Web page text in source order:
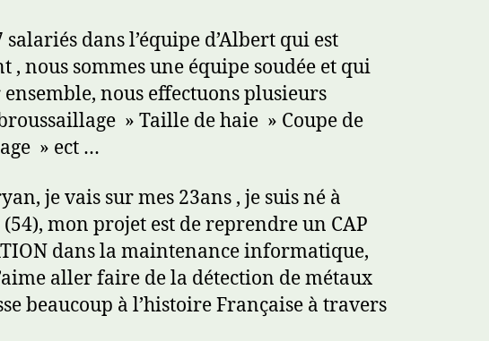
salariés dans l’équipe d’Albert qui est
, nous sommes une équipe soudée et qui
nous effectuons plusieurs
» Taille de haie » Coupe de
» ect …
je vais sur mes 23ans , je suis né à
(54), mon projet est de reprendre un CAP
dans la maintenance informatique,
aller faire de la détection de métaux
beaucoup à l’histoire Française à travers